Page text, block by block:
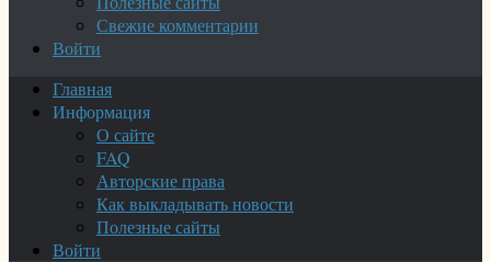
Свежие комментарии
Войти
Главная
Информация
О сайте
FAQ
Авторские права
Как выкладывать новости
Полезные сайты
Войти